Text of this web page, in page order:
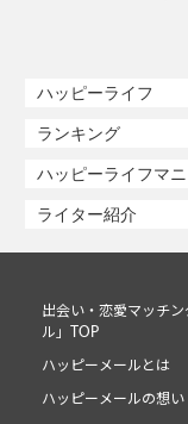
ハッピーライフ
ランキング
ハッピーライフマ
ライター紹介
出会い・恋愛マッチ
ル」TOP
ハッピーメールとは
ハッピーメールの想い